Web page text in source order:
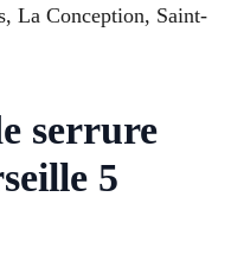
La Conception, Saint-
serrure
5